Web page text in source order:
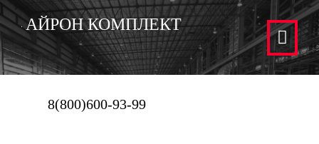
АЙРОН КОМПЛЕКТ
8(800)600-93-99